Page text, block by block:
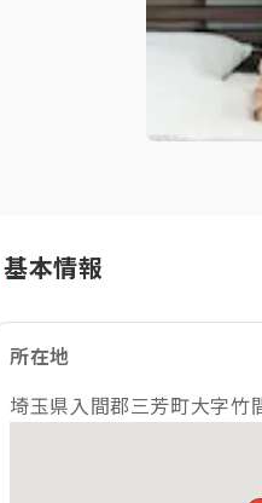
基本情報
所在地
埼玉県入間郡三芳町大字竹